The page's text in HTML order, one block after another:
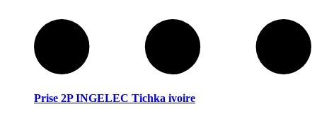
Prise 2P INGELEC Tichka ivoire